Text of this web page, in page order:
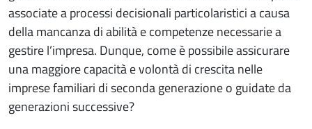
associate a processi decisionali particolaristici a causa
della mancanza di abilità e competenze necessarie a
gestire l’impresa. Dunque, come è possibile assicurare
una maggiore capacità e volontà di crescita nelle
imprese familiari di seconda generazione o guidate da
generazioni successive?